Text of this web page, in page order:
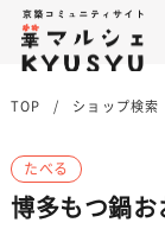
TOP ショップ検索
たべる
博多もつ鍋